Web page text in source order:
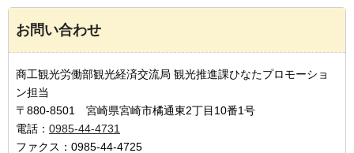
お問い合わせ
商工観光労働部観光経済交流局 観光推進課ひなたプロモーショ
ン担当
〒880-8501 宮崎県宮崎市橘通東2丁目10番1号
電話： 0985-44-4731
ファクス：0985-44-4725